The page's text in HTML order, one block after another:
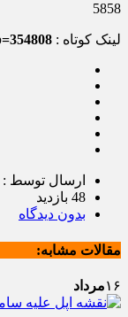
5858
لینک کوتاه :
ارسال توسط :
48 بازدید
بدون دیدگاه
مقالات مشابه:
۱۶مرداد